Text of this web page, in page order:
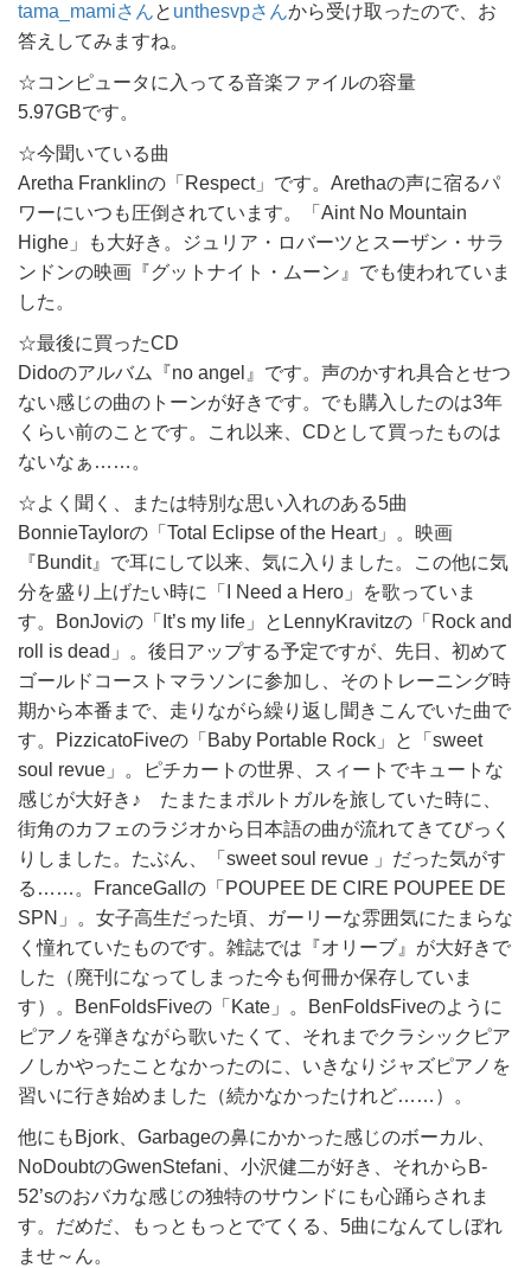
tama_mamiさんと unthesvpさんから受け取ったので、お
答えしてみますね。
☆コンピュータに入ってる音楽ファイルの容量
5.97GBです。
☆今聞いている曲
Aretha Franklinの「Respect」です。Arethaの声に宿るパ
ワーにいつも圧倒されています。「Aint No Mountain
Highe」も大好き。ジュリア・ロバーツとスーザン・サラ
ンドンの映画『グットナイト・ムーン』でも使われていま
した。
☆最後に買ったCD
Didoのアルバム『no angel』です。声のかすれ具合とせつ
ない感じの曲のトーンが好きです。でも購入したのは3年
くらい前のことです。これ以来、CDとして買ったものは
ないなぁ……。
☆よく聞く、または特別な思い入れのある5曲
BonnieTaylorの「Total Eclipse of the Heart」。映画
『Bundit』で耳にして以来、気に入りました。この他に気
分を盛り上げたい時に「I Need a Hero」を歌っていま
す。BonJoviの「It’s my life」とLennyKravitzの「Rock and
roll is dead」。後日アップする予定ですが、先日、初めて
ゴールドコーストマラソンに参加し、そのトレーニング時
期から本番まで、走りながら繰り返し聞きこんでいた曲で
す。PizzicatoFiveの「Baby Portable Rock」と「sweet
soul revue」。ピチカートの世界、スィートでキュートな
感じが大好き♪ たまたまポルトガルを旅していた時に、
街角のカフェのラジオから日本語の曲が流れてきてびっく
りしました。たぶん、「sweet soul revue 」だった気がす
る……。FranceGallの「POUPEE DE CIRE POUPEE DE
SPN」。女子高生だった頃、ガーリーな雰囲気にたまらな
く憧れていたものです。雑誌では『オリーブ』が大好きで
した（廃刊になってしまった今も何冊か保存していま
す）。BenFoldsFiveの「Kate」。BenFoldsFiveのように
ピアノを弾きながら歌いたくて、それまでクラシックピア
ノしかやったことなかったのに、いきなりジャズピアノを
習いに行き始めました（続かなかったけれど……）。
他にもBjork、Garbageの鼻にかかった感じのボーカル、
NoDoubtのGwenStefani、小沢健二が好き、それからB-
52’sのおバカな感じの独特のサウンドにも心踊らされま
す。だめだ、もっともっとでてくる、5曲になんてしぼれ
ませ～ん。